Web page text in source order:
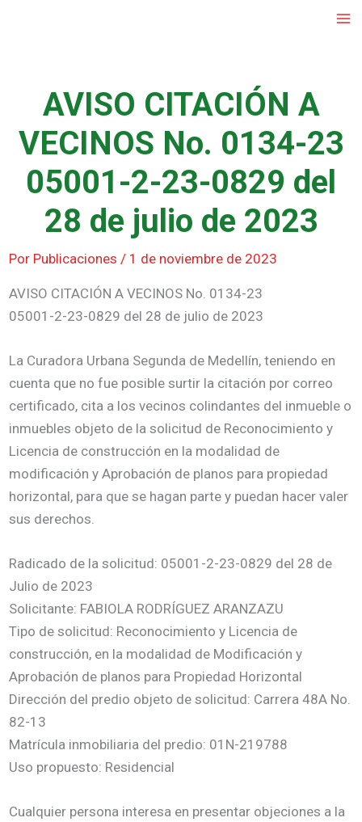
AVISO CITACIÓN A
VECINOS No. 0134-23
05001-2-23-0829 del
28 de julio de 2023
Por Publicaciones / 1 de noviembre de 2023
AVISO CITACIÓN A VECINOS No. 0134-23
05001-2-23-0829 del 28 de julio de 2023
La Curadora Urbana Segunda de Medellín, teniendo en
cuenta que no fue posible surtir la citación por correo
certificado, cita a los vecinos colindantes del inmueble o
inmuebles objeto de la solicitud de Reconocimiento y
Licencia de construcción en la modalidad de
modificación y Aprobación de planos para propiedad
horizontal, para que se hagan parte y puedan hacer valer
sus derechos.
Radicado de la solicitud: 05001-2-23-0829 del 28 de
Julio de 2023
Solicitante: FABIOLA RODRÍGUEZ ARANZAZU
Tipo de solicitud: Reconocimiento y Licencia de
construcción, en la modalidad de Modificación y
Aprobación de planos para Propiedad Horizontal
Dirección del predio objeto de solicitud: Carrera 48A No.
82-13
Matrícula inmobiliaria del predio: 01N-219788
Uso propuesto: Residencial
Cualquier persona interesa en presentar objeciones a la